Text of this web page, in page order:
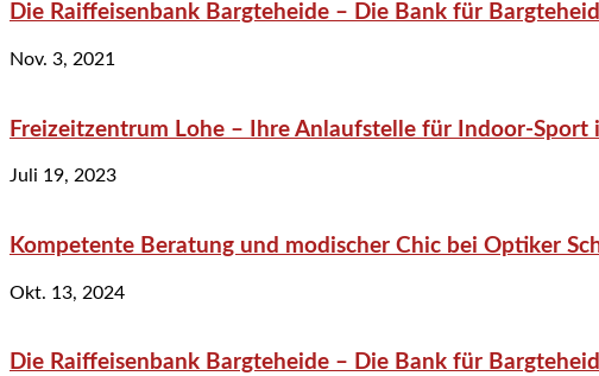
Die Raiffeisenbank Bargteheide – Die Bank für
Nov. 3, 2021
Freizeitzentrum Lohe – Ihre Anlaufstelle für Indoor-Sport
Juli 19, 2023
Kompetente Beratung und modischer Chic bei Optiker
Okt. 13, 2024
Die Raiffeisenbank Bargteheide – Die Bank für